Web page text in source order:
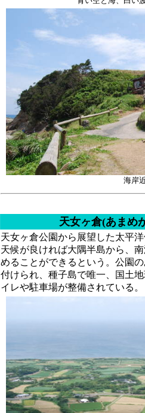
海岸
天女ヶ倉(あまめ
天女ヶ倉公園から展望した太平
天候が良ければ大隅半島から、
めることができるという。公園
付けられ、種子島で唯一、国土
イレや駐車場が整備されている。